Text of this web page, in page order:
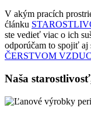
V akým pracích
ćlánku
ste vedieť viac o ich
odporúčam to spojiť aj
ČERSTVOM
Naša